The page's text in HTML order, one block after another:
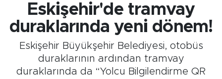
Eskişehir'de tramvay
duraklarında yeni dönem!
Eskişehir Büyükşehir Belediyesi, otobüs
duraklarının ardından tramvay
duraklarında da “Yolcu Bilgilendirme QR
Gündem
Eskişehirspor
Spor
Eskişehir Trafik Yoğunluk Haritası
Süper Lig Puan Durumu ve Fikstür
Tüm Manşetler